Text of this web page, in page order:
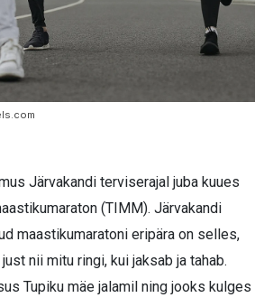
Järvakandi terviserajal juba kuues
(TIMM). Järvakandi
maastikumaratoni eripära on selles,
nii mitu ringi, kui jaksab ja tahab.
Tupiku mäe jalamil ning jooks kulges